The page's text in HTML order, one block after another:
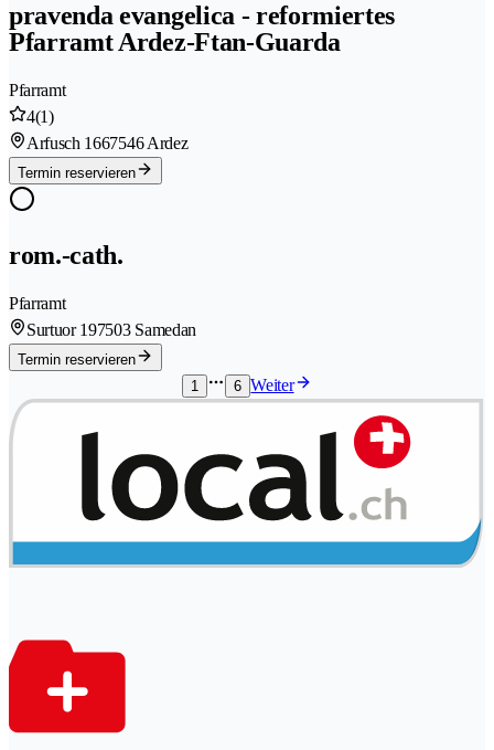
pravenda evangelica - reformiertes
Pfarramt Ardez-Ftan-Guarda
Pfarramt
4(1)
Arfusch 1667546 Ardez
Termin reservieren
rom.-cath.
Pfarramt
Surtuor 197503 Samedan
Termin reservieren
1
6 Weiter